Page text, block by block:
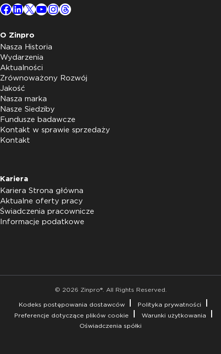
Facebook
LinkedIn
X YouTube
Instagram
Threads
O Zinpro
Nasza Historia
Wydarzenia
Aktualności
Zrównoważony Rozwój
Jakość
Nasza marka
Nasze Siedziby
Fundusze badawcze
Kontakt w sprawie sprzedaży
Kontakt
Kariera
Kariera Strona główna
Aktualne oferty pracy
Świadczenia pracownicze
Informacje podatkowe
© 2026 Zinpro®. All Rights Reserved.
Kodeks postępowania dostawców
Polityka prywatności
Preferencje dotyczące plików cookie
Warunki użytkowania
Oświadczenia spółki